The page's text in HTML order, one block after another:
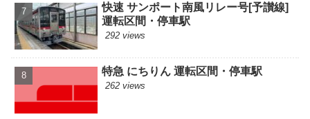
快速 サンポート南風リレー号[予讃線]
運転区間・停車駅
292 views
特急 にちりん 運転区間・停車駅
262 views